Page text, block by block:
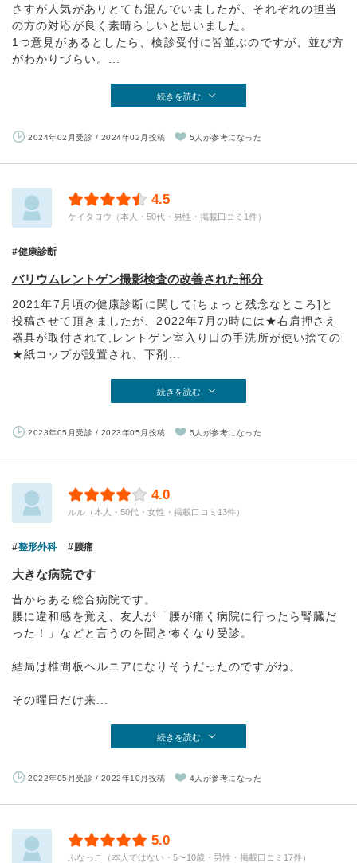
さすが人気がありとても混んでいましたが、それぞれの担当
の方の対応が良く素晴らしいと思いました。
1つ意見があるとしたら、検診受付に皆並ぶのですが、並び方
がわかりづらい。...
続きを読む
2024年02月受診 / 2024年02月投稿 5人が参考になった
4.5
ケイタロウ（本人・50代・男性・掲載口コミ1件）
健康診断
バリウムレントゲン撮影検査の改善された部分
2021年7月頃の健康診断に関して[ちょっと残念なところ]と
投稿させて頂きましたが、2022年7月の時には★右肩押さえ
器具が取付されて,レントゲン室入り口の手洗所が使い捨ての
★紙コップが設置され、下剤...
続きを読む
2023年05月受診 / 2023年05月投稿 5人が参考になった
4.0
ルル（本人・50代・女性・掲載口コミ13件）
整形外科 腰痛
大きな病院です
昔からある総合病院です。
腰に違和感を覚え、友人が「腰が痛く病院に行ったら腎臓だ
った！」などと言うのを聞き怖くなり受診。
結局は椎間板ヘルニアになりそうだったのですがね。
その曜日だけ来...
続きを読む
2022年05月受診 / 2022年10月投稿 4人が参考になった
5.0
ふなっこ（本人ではない・5〜10歳・男性・掲載口コミ17件）